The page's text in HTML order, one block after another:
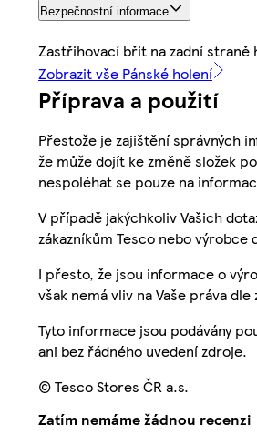
Bezpečnostní informace
Zastřihovací břit na zadní straně
Zobrazit vše Pánské holení
Příprava a použití
Přestože je zajištění správných
že může dojít ke změně složek
nespoléhat se pouze na
V případě jakýchkoliv Vašich
zákazníkům Tesco nebo výrobce
I přesto, že jsou informace o
však nemá vliv na Vaše práva dle
Tyto informace jsou podávány
ani bez řádného uvedení zdroje.
© Tesco Stores ČR a.s.
Zatím nemáme žádnou recenzi